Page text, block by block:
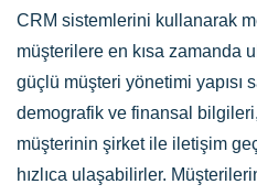
CRM sistemlerini kullanarak
müşterilere en kısa zamanda
güçlü müşteri yönetimi yapısı
demografik ve finansal
müşterinin şirket ile iletişim
hızlıca ulaşabilirler.